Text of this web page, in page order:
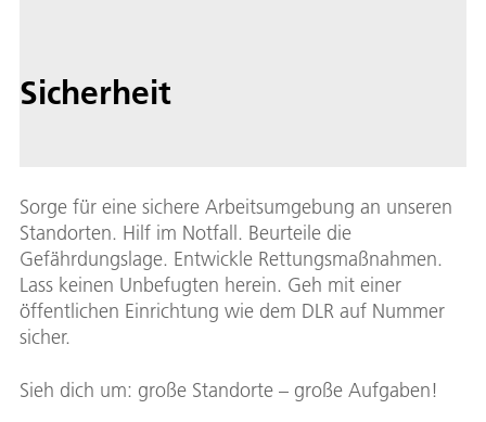
Sicherheit
Sorge für eine sichere Arbeitsumgebung an unseren
Standorten. Hilf im Notfall. Beurteile die
Gefährdungslage. Entwickle Rettungsmaßnahmen.
Lass keinen Unbefugten herein. Geh mit einer
öffentlichen Einrichtung wie dem DLR auf Nummer
sicher.
Sieh dich um: große Standorte – große Aufgaben!